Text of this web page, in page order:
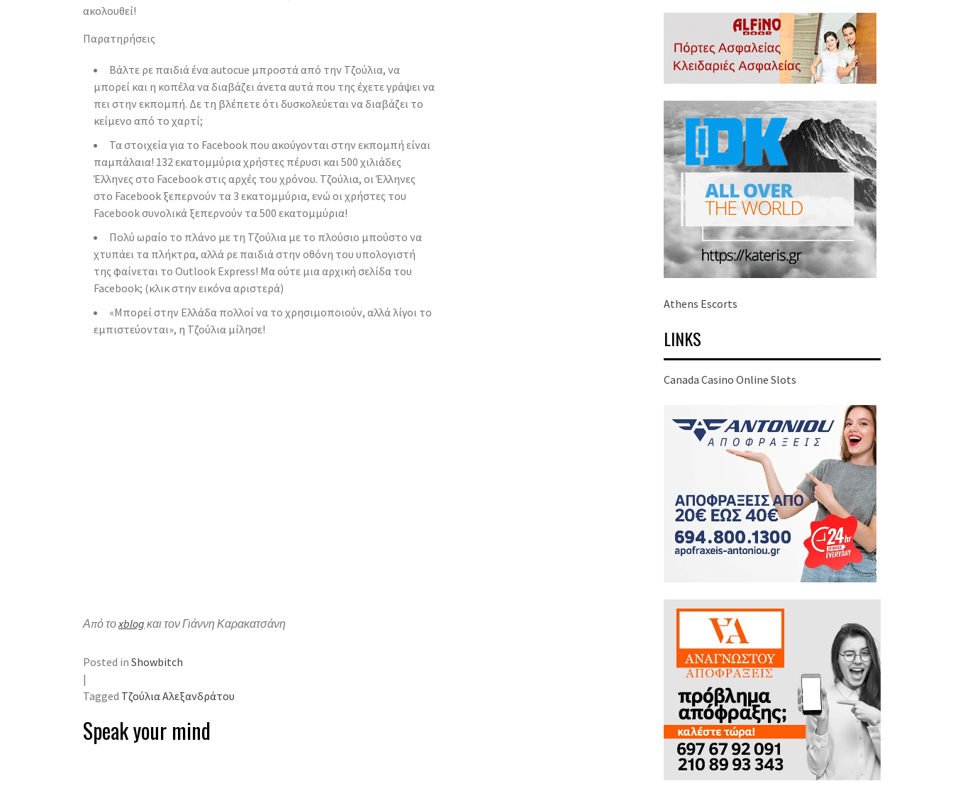
ακολουθεί!
Παρατηρήσεις
Βάλτε ρε παιδιά ένα autocue μπροστά από την Τζούλια, να
μπορεί και η κοπέλα να διαβάζει άνετα αυτά που της έχετε γράψει να
πει στην εκπομπή. Δε τη βλέπετε ότι δυσκολεύεται να διαβάζει το
κείμενο από το χαρτί;
Τα στοιχεία για το Facebook που ακούγονται στην εκπομπή είναι
παμπάλαια! 132 εκατομμύρια χρήστες πέρυσι και 500 χιλιάδες
Έλληνες στο Facebook στις αρχές του χρόνου. Τζούλια, οι Έλληνες
στο Facebook ξεπερνούν τα 3 εκατομμύρια, ενώ οι χρήστες του
Facebook συνολικά ξεπερνούν τα 500 εκατομμύρια!
Πολύ ωραίο το πλάνο με τη Τζούλια με το πλούσιο μπούστο να
χτυπάει τα πλήκτρα, αλλά ρε παιδιά στην οθόνη του υπολογιστή
της φαίνεται το Outlook Express! Μα ούτε μια αρχική σελίδα του
Facebook; (κλικ στην εικόνα αριστερά)
«Μπορεί στην Ελλάδα πολλοί να το χρησιμοποιούν, αλλά λίγοι το
εμπιστεύονται», η Τζούλια μίλησε!
Από τοxblog και τον Γιάννη Καρακατσάνη
Posted in Showbitch
|
Tagged Τζούλια Αλεξανδράτου
Speak your mind
Athens Escorts
LINKS
Canada Casino Online Slots